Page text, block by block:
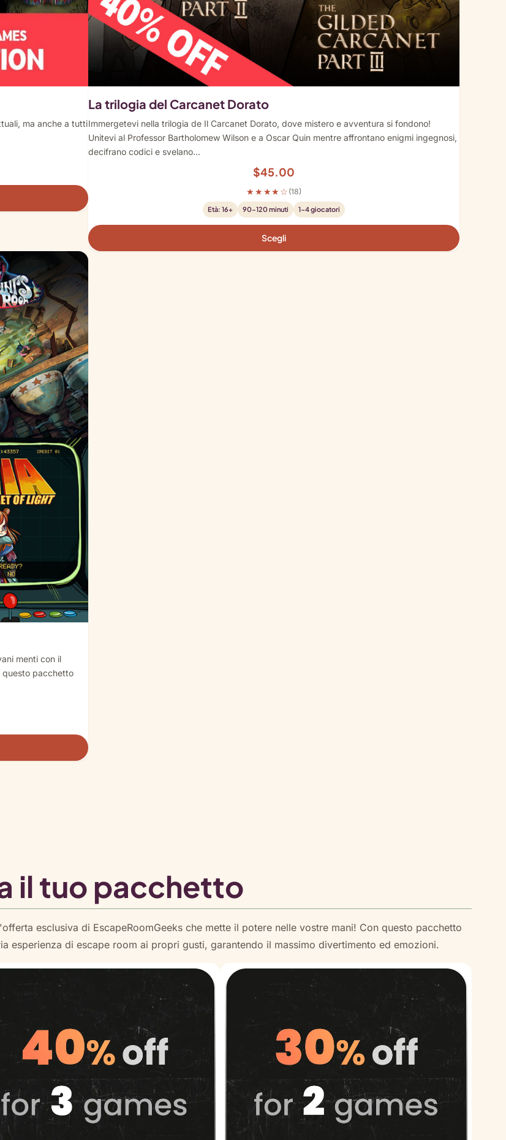
ma anche a tutti
La trilogia del Carcanet Dorato
Immergetevi nella trilogia de Il Carcanet Dorato, dove mistero e avventura si fondono!
Unitevi al Professor Bartholomew Wilson e a Oscar Quin mentre affrontano enigmi ingegnosi,
decifrano codici e svelano...
$45.00
★★★★☆ (18)
Età: 16+ 90-120 minuti 1-4 giocatori
Scegli
menti con il
questo pacchetto
il tuo pacchetto
esclusiva di EscapeRoomGeeks che mette il potere nelle vostre mani! Con questo pacchetto
esperienza di escape room ai propri gusti, garantendo il massimo divertimento ed emozioni.